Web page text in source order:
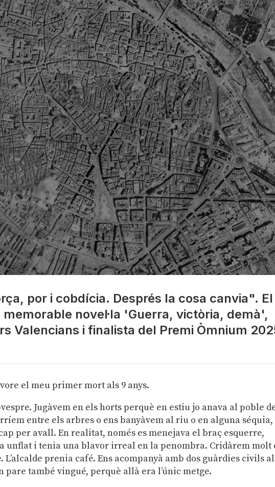
por i cobdícia. Després la cosa canvia". El
novel·la 'Guerra, victòria, demà',
Valencians i finalista del Premi Òmnium
el meu primer mort als 9 anys.
Jugàvem en els horts perquè en estiu jo anava al poble
entre els arbres o ens banyàvem al riu o en alguna séquia,
per avall. En realitat, només es menejava el braç esquerre,
unflat i tenia una blavor irreal en la penombra. Cridàrem molt
prenia café. Ens acompanyà amb dos guàrdies civils al
pare també vingué, perquè allà era l’únic metge.